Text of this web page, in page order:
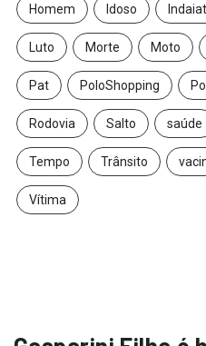
Homem Idoso
Luto Morte Moto
Pat PoloShopping
Rodovia Salto saúde
Tempo Trânsito
Vítima